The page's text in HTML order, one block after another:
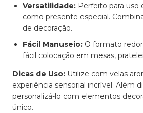
Versatilidade: Perfeito para uso
como presente especial.
de decoração.
Fácil Manuseio: O formato
fácil colocação em mesas,
Dicas de Uso: Utilize com velas
experiência sensorial incrível. Além
personalizá-lo com elementos
único.